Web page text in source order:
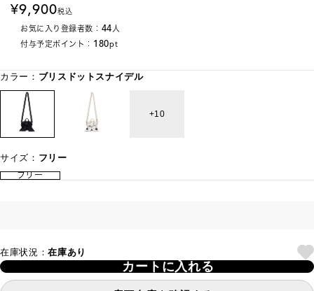
9,900税込
お気に入り登録者数： 44人
付与予定ポイント： 180pt
カラー： ブリスドットスナイデル
10
サイズ： フリー
フリー
在庫状況：在庫あり
カートに入れる